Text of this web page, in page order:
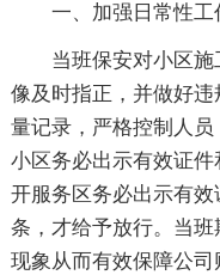
一、加强日常性工
当班保安对小区
像及时指正，并做好
量记录，严格控制人
小区务必出示有效证
开服务区务必出示有
条，才给予放行。当
现象从而有效保障公